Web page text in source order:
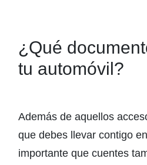
¿Qué
tu automóvil?
Además de aquellos
que debes llevar contigo
importante que cuentes